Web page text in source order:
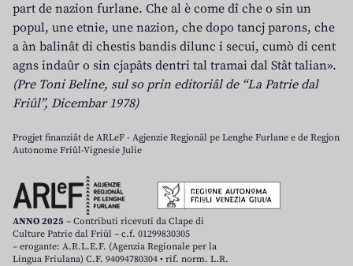
part de nazion furlane. Che al è come dî che o sin un
popul, une etnie, une nazion, che dopo tancj parons, che
a àn balinât di chestis bandis dilunc i secui, cumò di cent
agns indaûr o sin cjapâts dentri tal tramai dal Stât talian».
(Pre Toni Beline, sul so prin editoriâl de “La Patrie dal
Friûl”, Dicembar 1978)
Progjet finanziât de ARLeF - Agjenzie Regjonâl pe Lenghe Furlane e de Regjon
Autonome Friûl-Vignesie Julie
ANNO 2025 – Contributi ricevuti da Clape di
Culture Patrie dal Friûl – c.f. 01299830305
– erogante: A.R.L.E.F. (Agenzia Regionale per la
Lingua Friulana) C.F. 94094780304 • rif. norm. L.R.